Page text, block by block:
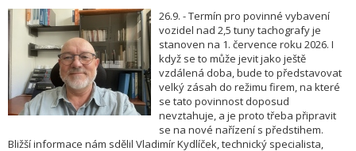
26.9. - Termín pro povinné vybavení
vozidel nad 2,5 tuny tachografy je
stanoven na 1. července roku 2026. I
když se to může jevit jako ještě
vzdálená doba, bude to představovat
velký zásah do režimu firem, na které
se tato povinnost doposud
nevztahuje, a je proto třeba připravit
se na nové nařízení s předstihem.
Bližší informace nám sdělil Vladimír Kydlíček, technický specialista,